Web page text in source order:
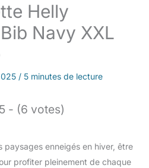
Helly
Navy XXL
/ 5 minutes de lecture
- (6 votes)
paysages enneigés en hiver, être
profiter pleinement de chaque